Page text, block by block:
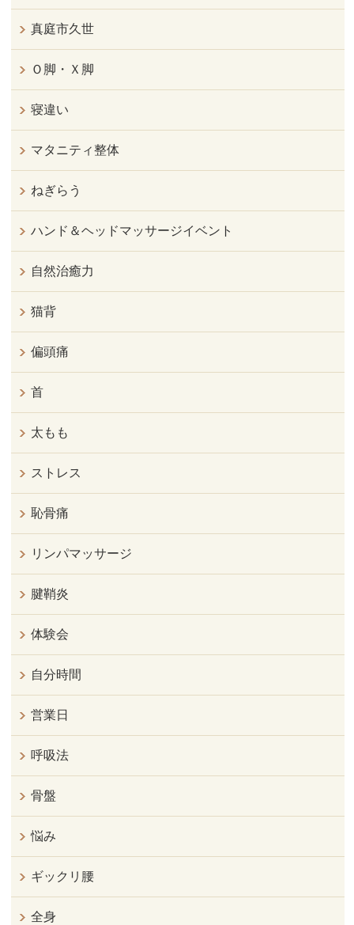
真庭市久世
Ｏ脚・Ｘ脚
寝違い
マタニティ整体
ねぎらう
ハンド＆ヘッドマッサージイベント
自然治癒力
猫背
偏頭痛
首
太もも
ストレス
恥骨痛
リンパマッサージ
腱鞘炎
体験会
自分時間
営業日
呼吸法
骨盤
悩み
ギックリ腰
全身